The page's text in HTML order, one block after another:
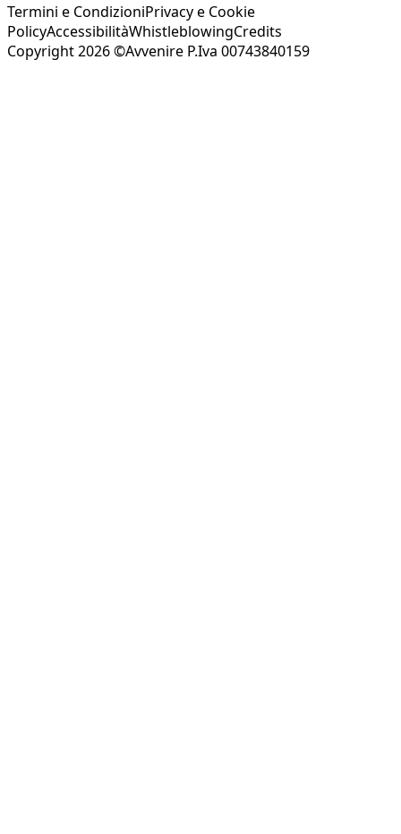
Termini e CondizioniPrivacy e Cookie
PolicyAccessibilitàWhistleblowingCredits
Copyright 2026 ©Avvenire P.Iva 00743840159